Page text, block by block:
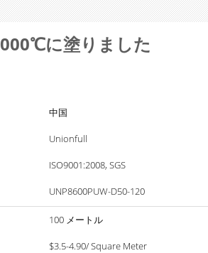
に塗りました
中国
Unionfull
ISO9001:2008, SGS
UNP8600PUW-D50-120
100 メートル
$3.5-4.90/ Square Meter